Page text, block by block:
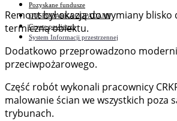
Pozyskane fundusze
GOSPODARKA ODPADAMI
Czyste powietrze
System Informacji przestrzennej
Remont był okazją do wymiany
termiczną obiektu.
Dodatkowo przeprowadzono
przeciwpożarowego.
Część robót wykonali pracownicy
malowanie ścian we wszystkich poza
trybunach.